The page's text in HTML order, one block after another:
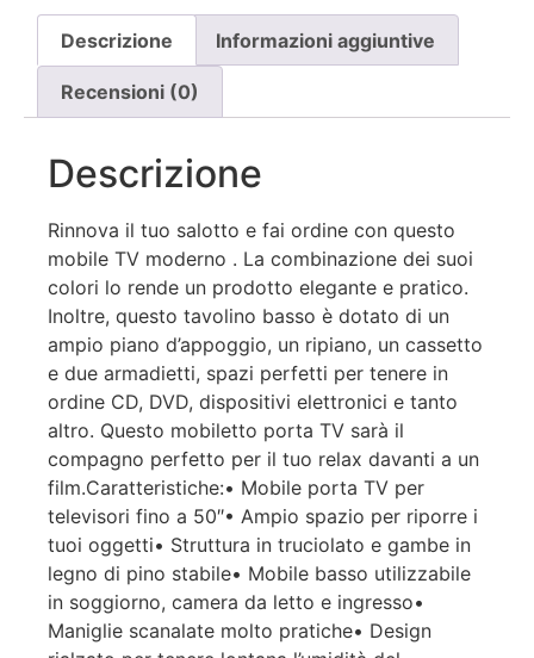
Descrizione Informazioni aggiuntive
Recensioni (0)
Descrizione
Rinnova il tuo salotto e fai ordine con questo
mobile TV moderno . La combinazione dei suoi
colori lo rende un prodotto elegante e pratico.
Inoltre, questo tavolino basso è dotato di un
ampio piano d’appoggio, un ripiano, un cassetto
e due armadietti, spazi perfetti per tenere in
ordine CD, DVD, dispositivi elettronici e tanto
altro. Questo mobiletto porta TV sarà il
compagno perfetto per il tuo relax davanti a un
film.Caratteristiche:• Mobile porta TV per
televisori fino a 50″• Ampio spazio per riporre i
tuoi oggetti• Struttura in truciolato e gambe in
legno di pino stabile• Mobile basso utilizzabile
in soggiorno, camera da letto e ingresso•
Maniglie scanalate molto pratiche• Design